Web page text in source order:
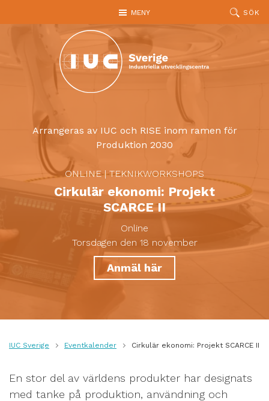
MENY SÖK
Arrangeras av IUC och RISE inom ramen för
Produktion 2030
ONLINE|TEKNIKWORKSHOPS
Cirkulär ekonomi: Projekt
SCARCE II
Online
Torsdagen den 18 november
Anmäl här
IUC Sverige Eventkalender Cirkulär ekonomi: Projekt SCARCE II
En stor del av världens produkter har designats
med tanke på produktion, användning och